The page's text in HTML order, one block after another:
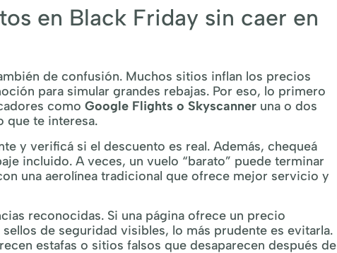
en Black Friday sin caer en
de confusión. Muchos sitios inflan los precios
para simular grandes rebajas. Por eso, lo primero
como Google Flights o Skyscanner una o dos
que te interesa.
y verificá si el descuento es real. Además, chequeá
incluido. A veces, un vuelo “barato” puede terminar
una aerolínea tradicional que ofrece mejor servicio y
reconocidas. Si una página ofrece un precio
de seguridad visibles, lo más prudente es evitarla.
estafas o sitios falsos que desaparecen después de